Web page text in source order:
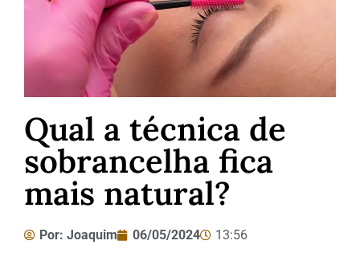
Qual a técnica de
sobrancelha fica
mais natural?
Por: Joaquim 06/05/2024 13:56